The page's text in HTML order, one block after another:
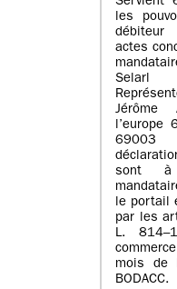
les
actes
Selarl
Jérôme
l’europe
sont à
le portail
par les
L.
mois de
BODACC.